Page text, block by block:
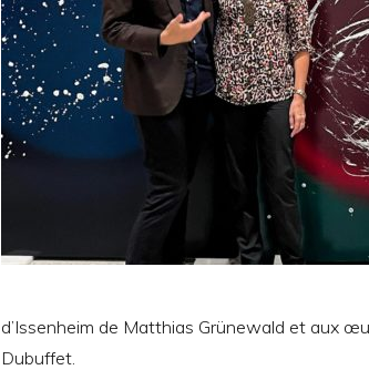
d’Issenheim de Matthias Grünewald et aux
Dubuffet.